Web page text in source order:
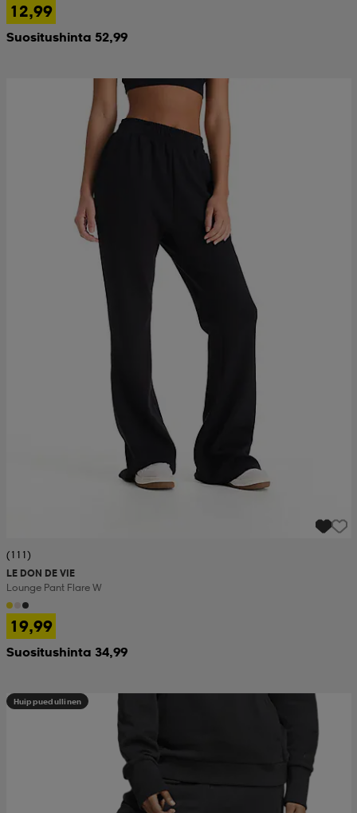
12,99
Suositushinta 52,99
(111)
LE DON DE VIE
Lounge Pant Flare W
19,99
Suositushinta 34,99
Huippuedullinen